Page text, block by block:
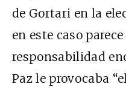
de Gortari en la
en este caso
responsabilidad
Paz le provocaba